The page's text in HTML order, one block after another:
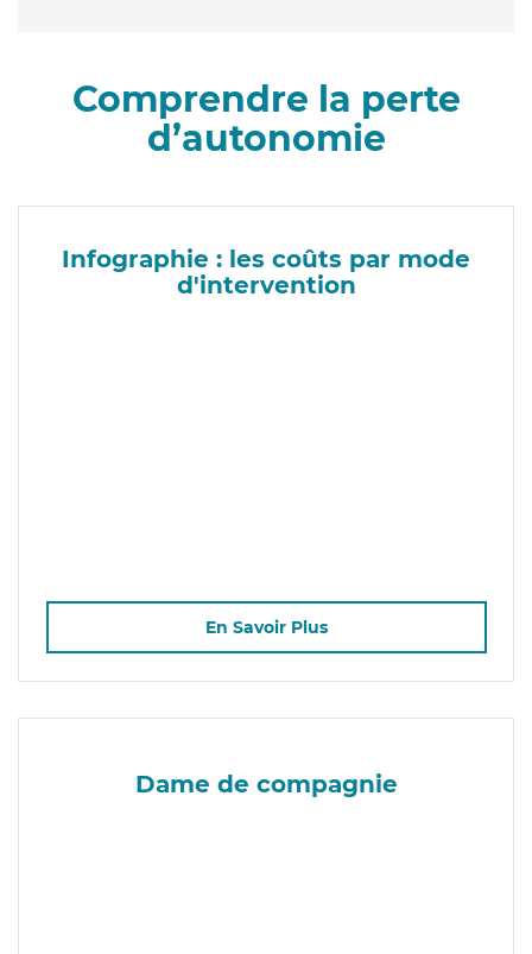
Comprendre la perte
d’autonomie
Infographie : les coûts par mode
d'intervention
En Savoir Plus
Dame de compagnie